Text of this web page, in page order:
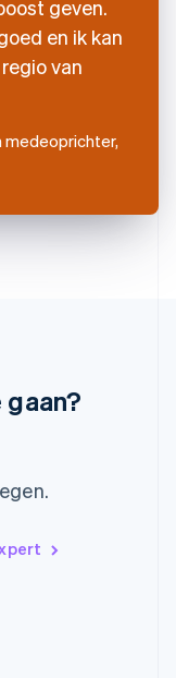
geven.
en ik kan
van
medeoprichter,
gaan?